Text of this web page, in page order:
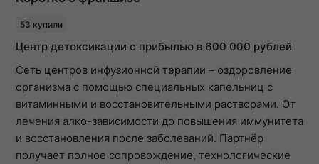
53 купили
Центр детоксикации с прибылью в 600 000 рублей
Сеть центров инфузионной терапии – оздоровление
организма с помощью специальных капельниц с
витаминными и восстановительными растворами. От
лечения алко-зависимости до повышения иммунитета
и восстановления после заболеваний. Партнёр
получает полное сопровождение, технологические